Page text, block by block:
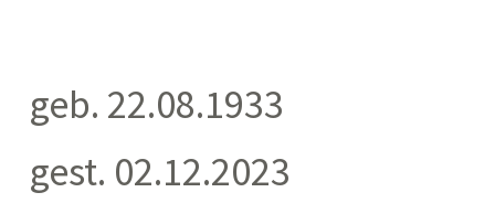
geb. 22.08.1933
gest. 02.12.2023